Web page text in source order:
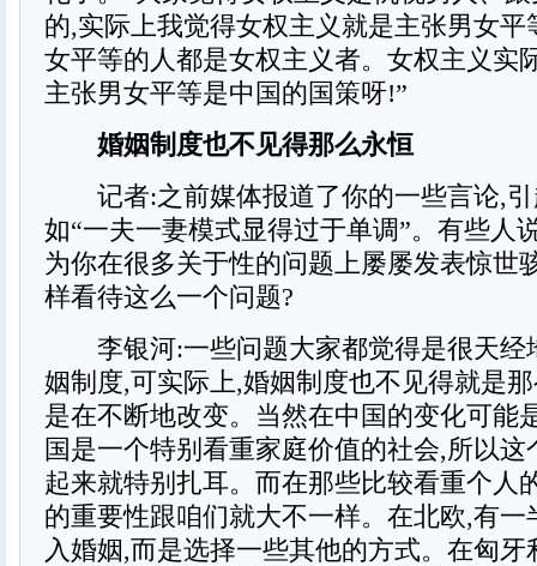
的,实际上我觉得女权主义就是主张男女平
女平等的人都是女权主义者。女权主义实
主张男女平等是中国的国策呀!”
婚姻制度也不见得那么永恒
记者:之前媒体报道了你的一些言论,引
如“一夫一妻模式显得过于单调”。有些人
为你在很多关于性的问题上屡屡发表惊世
样看待这么一个问题?
李银河:一些问题大家都觉得是很天经
姻制度,可实际上,婚姻制度也不见得就是
是在不断地改变。当然在中国的变化可能
国是一个特别看重家庭价值的社会,所以
起来就特别扎耳。而在那些比较看重个人
的重要性跟咱们就大不一样。在北欧,有一
入婚姻,而是选择一些其他的方式。在匈牙